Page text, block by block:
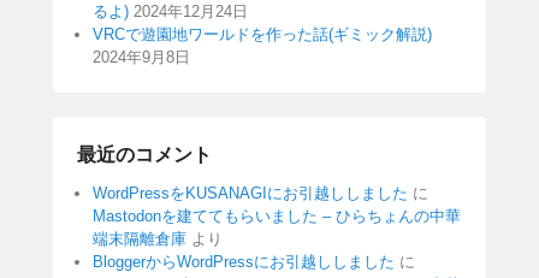
るよ) 2024年12月24日
VRCで遊園地ワールドを作った話(ギミック解説)
2024年9月8日
最近のコメント
WordPressをKUSANAGIにお引越ししました に
Mastodonを建ててもらいました – ひらちょんの中華
端末隔離倉庫 より
BloggerからWordPressにお引越ししました に